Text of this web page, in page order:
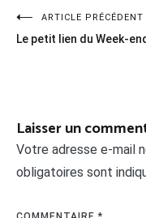
Navigation
de
ARTICLE PRÉCÉDENT
Le petit lien du Week-
Laisser un
Votre adresse e-mail
obligatoires sont